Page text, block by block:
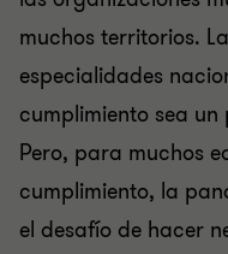
muchos territorios.
especialidades
cumplimiento sea
Pero, para muchos
cumplimiento, la
el desafío de hacer